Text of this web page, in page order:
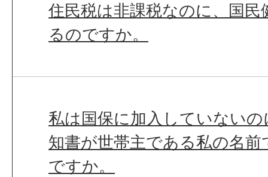
住民税は非課税なのに、国民
るのですか。
私は国保に加入していない
知書が世帯主である私の名
ですか。